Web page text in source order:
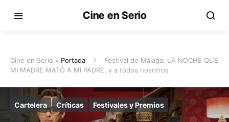
Cine en Serio
Cine en Serio » Portada
Festival de Málaga: LA NOCHE QUE
MI MADRE MATÓ A MI PADRE, y a todos nosotros
Cartelera Críticas Festivales y Premios